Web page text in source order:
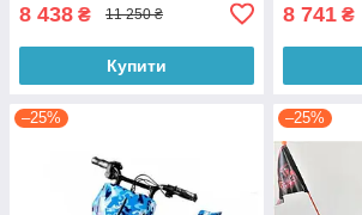
8 438 ₴ 11 250 ₴
Купити
8 741 ₴
–25% –25%